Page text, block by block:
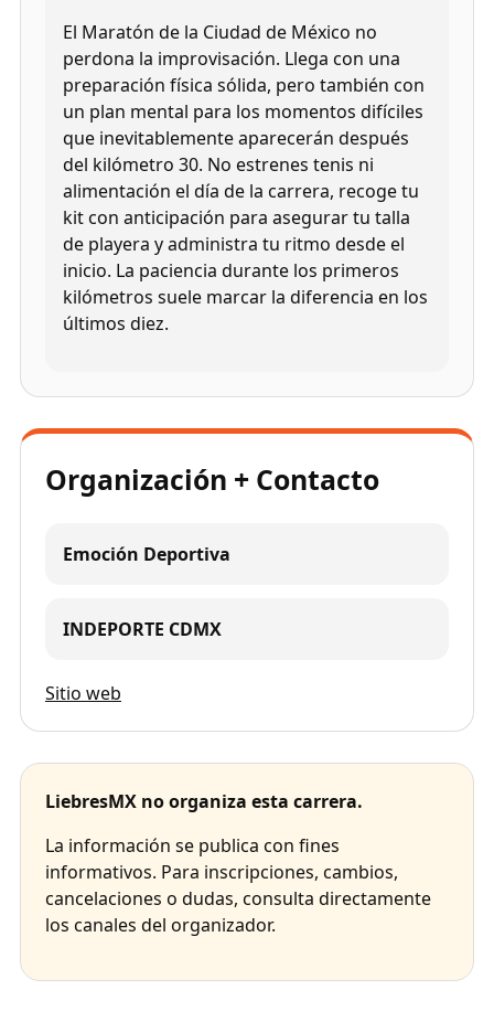
El Maratón de la Ciudad de México no
perdona la improvisación. Llega con una
preparación física sólida, pero también con
un plan mental para los momentos difíciles
que inevitablemente aparecerán después
del kilómetro 30. No estrenes tenis ni
alimentación el día de la carrera, recoge tu
kit con anticipación para asegurar tu talla
de playera y administra tu ritmo desde el
inicio. La paciencia durante los primeros
kilómetros suele marcar la diferencia en los
últimos diez.
Organización + Contacto
Emoción Deportiva
INDEPORTE CDMX
Sitio web
LiebresMX no organiza esta carrera.
La información se publica con fines
informativos. Para inscripciones, cambios,
cancelaciones o dudas, consulta directamente
los canales del organizador.